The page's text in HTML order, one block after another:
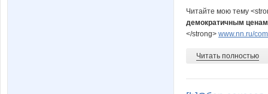
Читайте мою тему
демократичным
</strong> www.nn.ru/
Читать полностью